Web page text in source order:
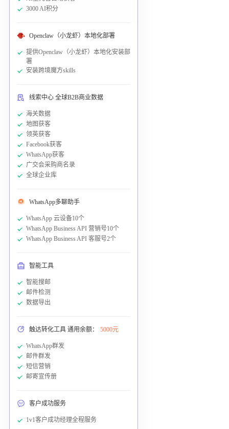
3000 AI积分
Openclaw（小龙虾）本地化部署
提供Openclaw（小龙虾）本地化安装部
署
安装跨境魔方skills
线索中心 全球B2B商业数据
海关数据
地图获客
领英获客
Facebook获客
WhatsApp获客
广交会采购商名录
全球企业库
WhatsApp多聊助手
WhatsApp 云设备10个
WhatsApp Business API 营销号10个
WhatsApp Business API 客服号2个
智能工具
智能搜邮
邮件检测
数据导出
触达转化工具 通用余额： 5000元
WhatsApp群发
邮件群发
短信营销
邮寄宣传册
客户成功服务
1v1客户成功经理全程服务